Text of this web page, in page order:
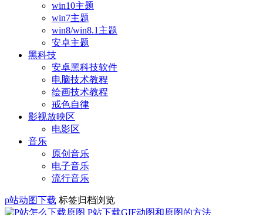
win10主题
win7主题
win8/win8.1主题
安卓主题
黑科技
安卓黑科技软件
电脑技术教程
绘画技术教程
戒色自律
影视放映区
电影区
音乐
原创音乐
电子音乐
流行音乐
p站动图下载 标签归档浏览